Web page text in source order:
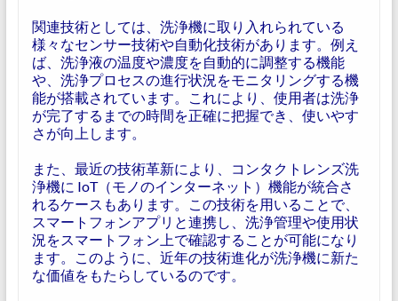
関連技術としては、洗浄機に取り入れられている
様々なセンサー技術や自動化技術があります。例え
ば、洗浄液の温度や濃度を自動的に調整する機能
や、洗浄プロセスの進行状況をモニタリングする機
能が搭載されています。これにより、使用者は洗浄
が完了するまでの時間を正確に把握でき、使いやす
さが向上します。
また、最近の技術革新により、コンタクトレンズ洗
浄機に IoT（モノのインターネット）機能が統合さ
れるケースもあります。この技術を用いることで、
スマートフォンアプリと連携し、洗浄管理や使用状
況をスマートフォン上で確認することが可能になり
ます。このように、近年の技術進化が洗浄機に新た
な価値をもたらしているのです。